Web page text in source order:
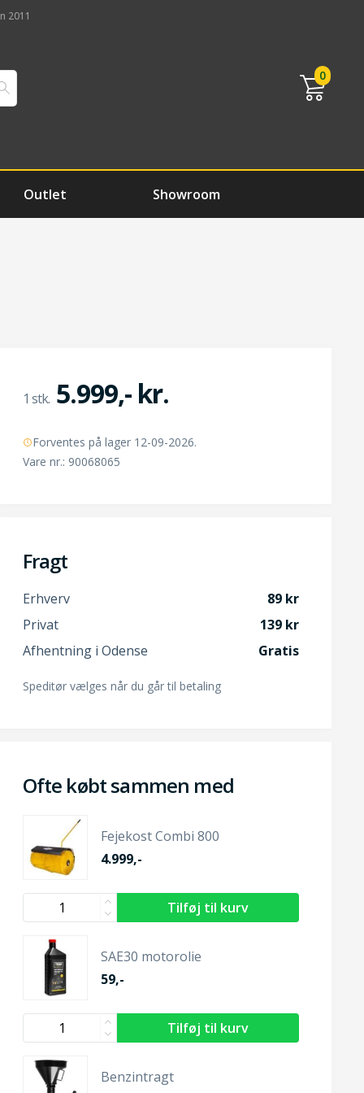
2011
0
Outlet Showroom
5.999,- kr.
Forventes på lager 12-09-2026.
Vare nr.: 90068065
Fragt
Erhverv
89
Privat
139
Afhentning i Odense
Gratis
Speditør vælges når du går til betaling
Ofte købt sammen med
Fejekost Combi 800
4.999,-
SAE30 motorolie
59,-
Benzintragt